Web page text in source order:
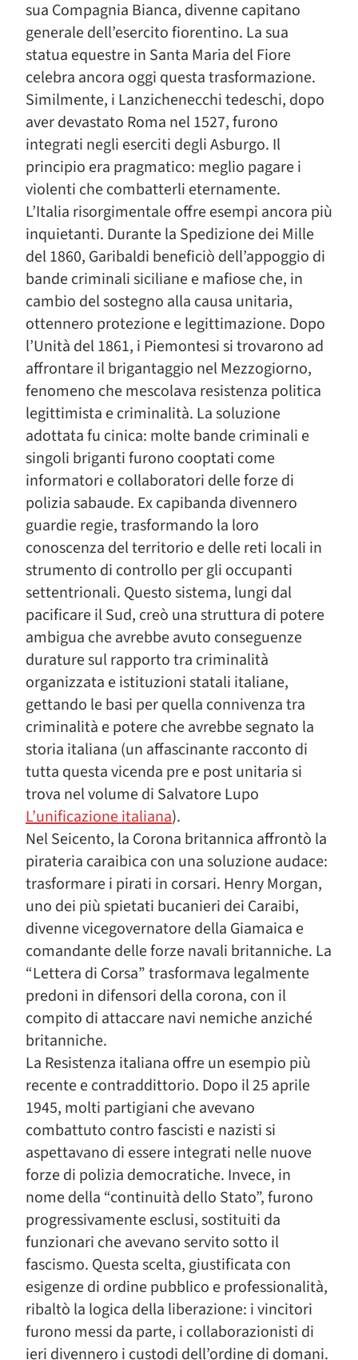
sua Compagnia Bianca, divenne capitano
generale dell’esercito fiorentino. La sua
statua equestre in Santa Maria del Fiore
celebra ancora oggi questa trasformazione.
Similmente, i Lanzichenecchi tedeschi, dopo
aver devastato Roma nel 1527, furono
integrati negli eserciti degli Asburgo. Il
principio era pragmatico: meglio pagare i
violenti che combatterli eternamente.
L’Italia risorgimentale offre esempi ancora più
inquietanti. Durante la Spedizione dei Mille
del 1860, Garibaldi beneficiò dell’appoggio di
bande criminali siciliane e mafiose che, in
cambio del sostegno alla causa unitaria,
ottennero protezione e legittimazione. Dopo
l’Unità del 1861, i Piemontesi si trovarono ad
affrontare il brigantaggio nel Mezzogiorno,
fenomeno che mescolava resistenza politica
legittimista e criminalità. La soluzione
adottata fu cinica: molte bande criminali e
singoli briganti furono cooptati come
informatori e collaboratori delle forze di
polizia sabaude. Ex capibanda divennero
guardie regie, trasformando la loro
conoscenza del territorio e delle reti locali in
strumento di controllo per gli occupanti
settentrionali. Questo sistema, lungi dal
pacificare il Sud, creò una struttura di potere
ambigua che avrebbe avuto conseguenze
durature sul rapporto tra criminalità
organizzata e istituzioni statali italiane,
gettando le basi per quella connivenza tra
criminalità e potere che avrebbe segnato la
storia italiana (un affascinante racconto di
tutta questa vicenda pre e post unitaria si
trova nel volume di Salvatore Lupo
L’unificazione italiana).
Nel Seicento, la Corona britannica affrontò la
pirateria caraibica con una soluzione audace:
trasformare i pirati in corsari. Henry Morgan,
uno dei più spietati bucanieri dei Caraibi,
divenne vicegovernatore della Giamaica e
comandante delle forze navali britanniche. La
“Lettera di Corsa” trasformava legalmente
predoni in difensori della corona, con il
compito di attaccare navi nemiche anziché
britanniche.
La Resistenza italiana offre un esempio più
recente e contraddittorio. Dopo il 25 aprile
1945, molti partigiani che avevano
combattuto contro fascisti e nazisti si
aspettavano di essere integrati nelle nuove
forze di polizia democratiche. Invece, in
nome della “continuità dello Stato”, furono
progressivamente esclusi, sostituiti da
funzionari che avevano servito sotto il
fascismo. Questa scelta, giustificata con
esigenze di ordine pubblico e professionalità,
ribaltò la logica della liberazione: i vincitori
furono messi da parte, i collaborazionisti di
ieri divennero i custodi dell’ordine di domani.